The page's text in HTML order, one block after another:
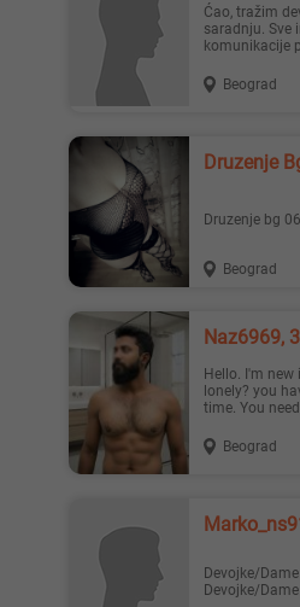
Ćao, tražim devojke ili milf dame za
saradnju. Sve
komunikacije
Beograd
Druzenje
Druzenje bg
Beograd
Naz6969,
Hello. I'm new in Serbia. You feel
lonely? you
time. You
Beograd
Devojke/Dame iz NS, javite se.
Devojke/